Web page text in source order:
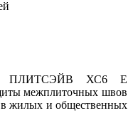
ПЛИТСЭЙВ ХС6 Е
межплиточных швов
жилых и общественных